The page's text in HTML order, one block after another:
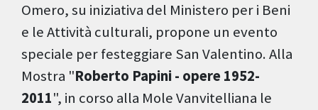
Omero, su iniziativa del Ministero per i Beni
e le Attività culturali, propone un evento
speciale per festeggiare San Valentino. Alla
Mostra "Roberto Papini - opere 1952-
2011", in corso alla Mole Vanvitelliana le